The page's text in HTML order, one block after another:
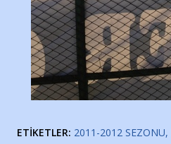
ETIKETLER: 2011-2012 SEZONU